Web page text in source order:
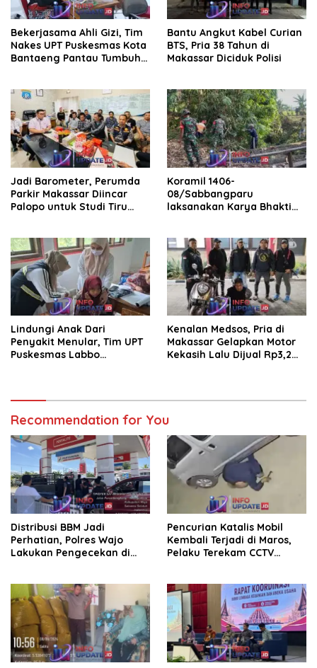
Bekerjasama Ahli Gizi, Tim
Nakes UPT Puskesmas Kota
Bantaeng Pantau Tumbuh
Bantu Angkut Kabel Curian
BTS, Pria 38 Tahun di
Makassar Diciduk Polisi
Jadi Barometer, Perumda
Parkir Makassar Diincar
Palopo untuk Studi Tiru
Koramil 1406-
08/Sabbangparu
laksanakan Karya Bhakti
Lindungi Anak Dari
Penyakit Menular, Tim UPT
Puskesmas Labbo
Kenalan Medsos, Pria di
Makassar Gelapkan Motor
Kekasih Lalu Dijual Rp3,2
Recommendation for You
Distribusi BBM Jadi
Perhatian, Polres Wajo
Lakukan Pengecekan di
Pencurian Katalis Mobil
Kembali Terjadi di Maros,
Pelaku Terekam CCTV